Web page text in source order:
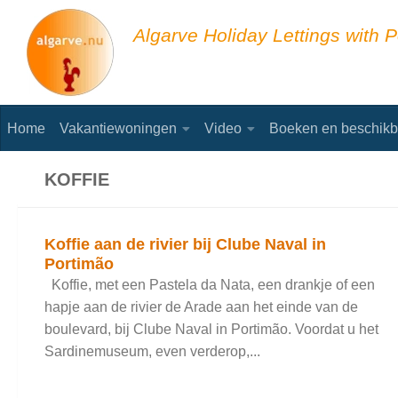
Skip to content
Algarve Holiday Lettings with
Home Vakantiewoningen Video Boeken en
KOFFIE
Koffie aan de rivier bij Clube Naval in
Portimão
Koffie, met een Pastela da Nata, een drankje of een
hapje aan de rivier de Arade aan het einde van de
boulevard, bij Clube Naval in Portimão. Voordat u het
Sardinemuseum, even verderop,...